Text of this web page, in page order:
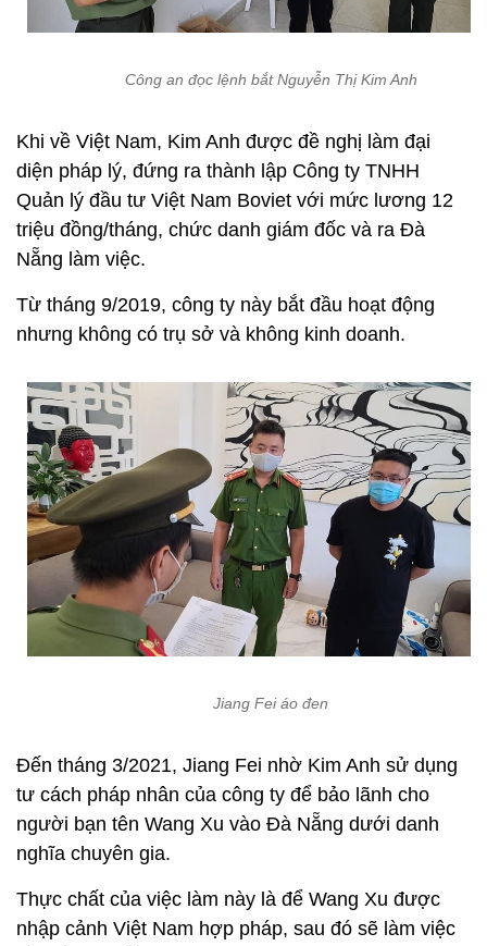
Công an đọc lệnh bắt Nguyễn Thị Kim Anh
Khi về Việt Nam, Kim Anh được đề nghị làm đại
diện pháp lý, đứng ra thành lập Công ty TNHH
Quản lý đầu tư Việt Nam Boviet với mức lương 12
triệu đồng/tháng, chức danh giám đốc và ra Đà
Nẵng làm việc.
Từ tháng 9/2019, công ty này bắt đầu hoạt động
nhưng không có trụ sở và không kinh doanh.
Jiang Fei áo đen
Đến tháng 3/2021, Jiang Fei nhờ Kim Anh sử dụng
tư cách pháp nhân của công ty để bảo lãnh cho
người bạn tên Wang Xu vào Đà Nẵng dưới danh
nghĩa chuyên gia.
Thực chất của việc làm này là để Wang Xu được
nhập cảnh Việt Nam hợp pháp, sau đó sẽ làm việc